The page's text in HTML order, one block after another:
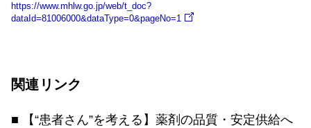
https://www.mhlw.go.jp/web/t_doc?
dataId=81006000&dataType=0&pageNo=1
関連リンク
■ 【“患者さん”を考える】薬剤の品質・安定供給へ